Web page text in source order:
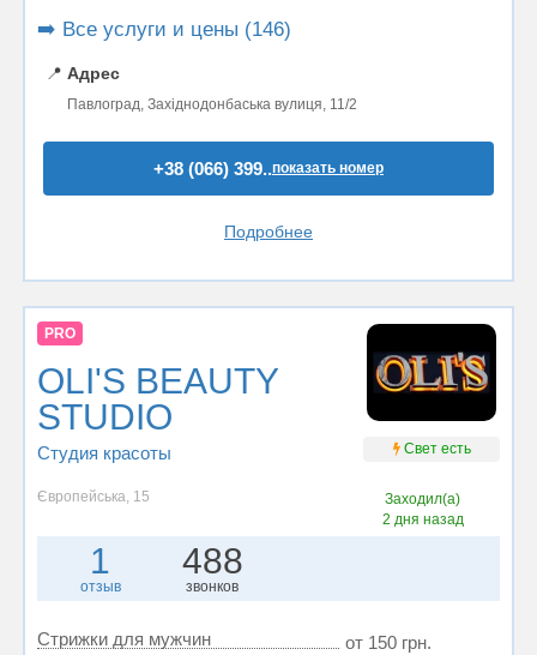
➡️ Все услуги и цены (146)
📍 Адрес
Павлоград, Західнодонбаська вулиця, 11/2
+38 (066) 399..показать номер
Подробнее
PRO
OLI'S BEAUTY
STUDIO
Студия красоты Свет есть
Європейська, 15
Заходил(а)
2 дня назад
1
отзыв
488
звонков
Стрижки для мужчин от 150 грн.